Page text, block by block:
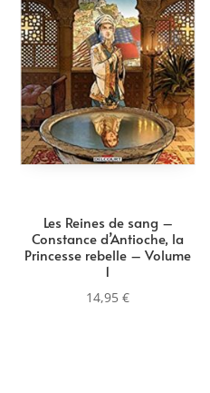
Les Reines de sang –
Constance d’Antioche, la
Princesse rebelle – Volume
1
14,95€